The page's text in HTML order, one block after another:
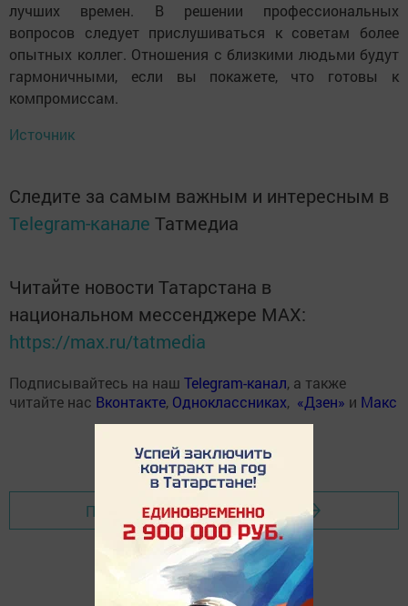
лучших времен. В решении профессиональных
вопросов следует прислушиваться к советам более
опытных коллег. Отношения с близкими людьми будут
гармоничными, если вы покажете, что готовы к
компромиссам.
Источник
Следите за самым важным и интересным в
Telegram-канале Татмедиа
Читайте новости Татарстана в
национальном мессенджере MАХ:
https://max.ru/tatmedia
Подписывайтесь на наш Telegram-канал, а также
читайте нас Вконтакте, Одноклассниках, «Дзен» и Макс
Перейти на страницу новости